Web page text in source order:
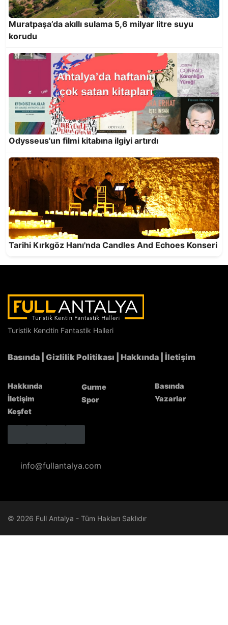
Antalya’da en çok okunan kitaplar… İlk sırada
Ahmet Telli’den “Veda Divanı” var
Antalya’nın Hizmet Kalitesi NATO Zirvesi’nde
Türkiye’yi Temsil Etti
Muratpaşa’da akıllı sulama 5,6 milyar litre suyu
korudu
Odysseus'un filmi kitabına ilgiyi artırdı
Tarihi Kırkgöz Hanı'nda Candles And Echoes Konseri
Turistik Kendtin Fantastik Halleri
Basında Gizlilik Politikası Hakkında İletişim
Hakkında
İletişim
Keşfet
Gurme
Spor
Basında
Yazarlar
info@fullantalya.com
© 2026 Full Antalya - Tüm Hakları Saklıdır